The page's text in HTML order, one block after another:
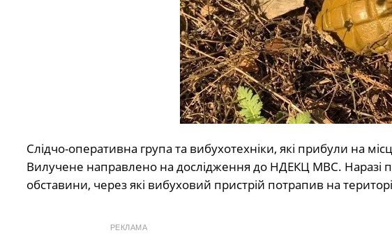
Слідчо-оперативна група та вибухотехніки, які прибули на
Вилучене направлено на дослідження до НДЕКЦ МВС. Наразі
обставини, через які вибуховий пристрій потрапив на
РЕКЛАМА